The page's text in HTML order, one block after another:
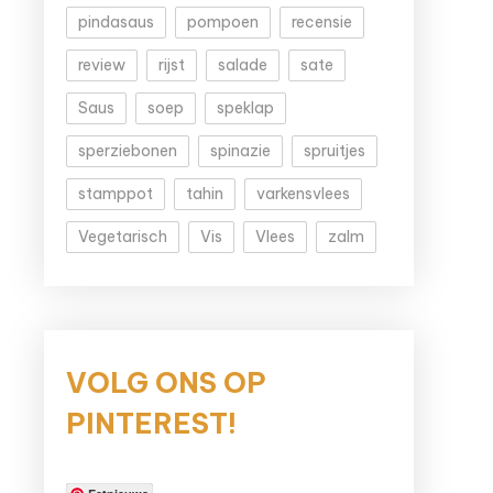
pindasaus pompoen recensie
review rijst salade sate
Saus soep speklap
sperziebonen spinazie spruitjes
stamppot tahin varkensvlees
Vegetarisch Vis Vlees zalm
VOLG ONS OP
PINTEREST!